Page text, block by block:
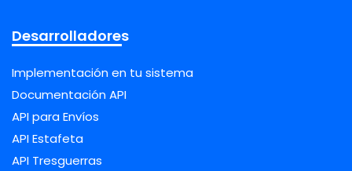
Desarrolladores
Implementación en tu sistema
Documentación API
API para Envíos
API Estafeta
API Tresguerras